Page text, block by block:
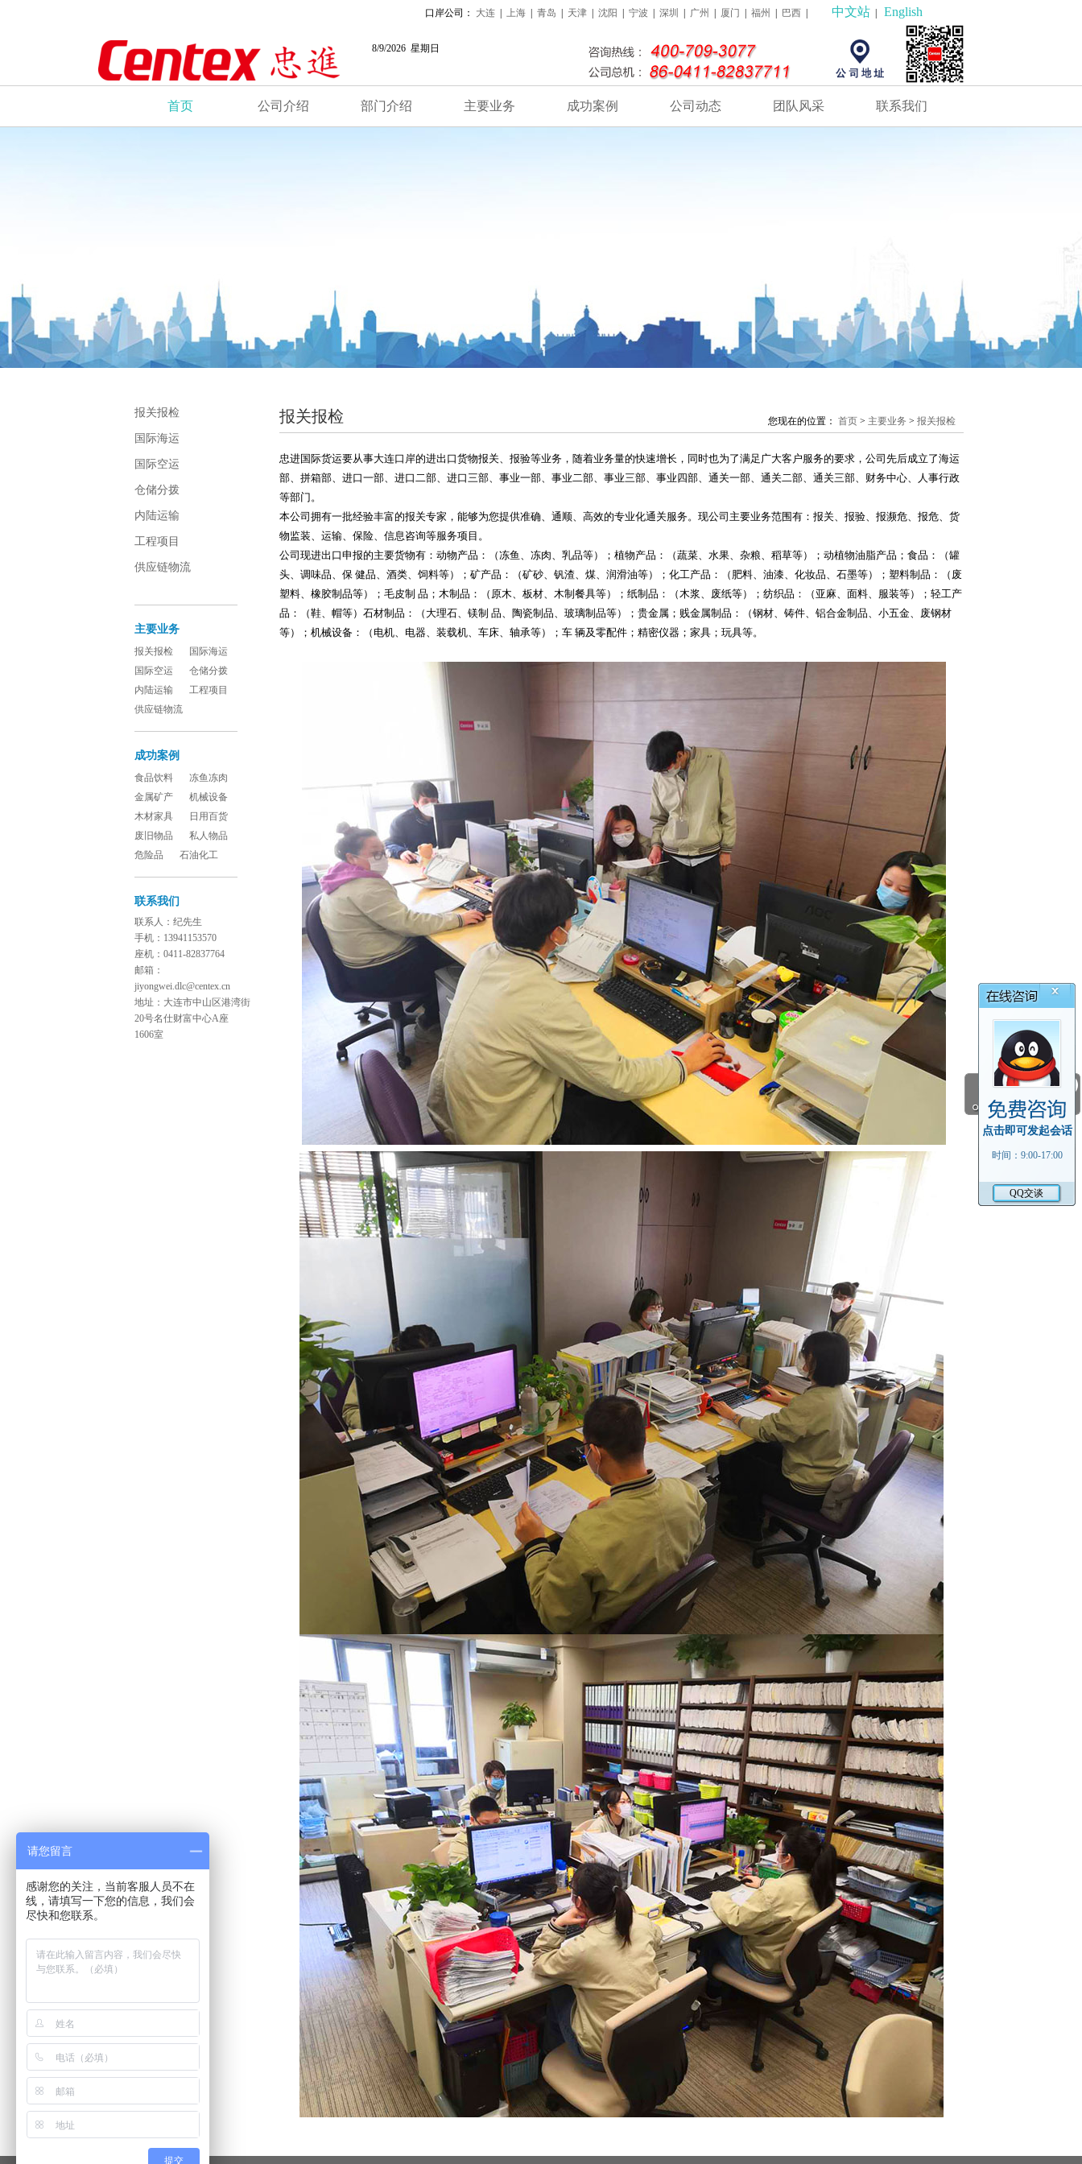
口岸公司： 大连 上海 青岛 天津 沈阳 宁波 深圳 广州 厦门 福州 巴西 中文站 English
8/9/2026 星期日
首页 公司介绍 部门介绍 主要业务 成功案例 公司动态 团队风采 联系我们
报关报检
国际海运
国际空运
仓储分拨
内陆运输
工程项目
供应链物流
主要业务
报关报检
国际海运
国际空运
仓储分拨
内陆运输
工程项目
供应链物流
成功案例
食品饮料
冻鱼冻肉
金属矿产
机械设备
木材家具
日用百货
废旧物品
私人物品
危险品
石油化工
联系我们
联系人：纪先生
手机：13941153570
座机：0411-82837764
邮箱：
jiyongwei.dlc@centex.cn
地址：大连市中山区港湾街
20号名仕财富中心A座
1606室
报关报检 您现在的位置： 首页 > 主要业务 > 报关报检
忠进国际货运要从事大连口岸的进出口货物报关、报验等业务，随着业务量的快速增长，同时也为了满足广大客户服务的要求，公司先后成立了海运
部、拼箱部、进口一部、进口二部、进口三部、事业一部、事业二部、事业三部、事业四部、通关一部、通关二部、通关三部、财务中心、人事行政
等部门。
本公司拥有一批经验丰富的报关专家，能够为您提供准确、通顺、高效的专业化通关服务。现公司主要业务范围有：报关、报验、报濒危、报危、货
物监装、运输、保险、信息咨询等服务项目。
公司现进出口申报的主要货物有：动物产品：（冻鱼、冻肉、乳品等）；植物产品：（蔬菜、水果、杂粮、稻草等）；动植物油脂产品；食品：（罐
头、调味品、保 健品、酒类、饲料等）；矿产品：（矿砂、钒渣、煤、润滑油等）；化工产品：（肥料、油漆、化妆品、石墨等）；塑料制品：（废
塑料、橡胶制品等）；毛皮制 品；木制品：（原木、板材、木制餐具等）；纸制品：（木浆、废纸等）；纺织品：（亚麻、面料、服装等）；轻工产
品：（鞋、帽等）石材制品：（大理石、镁制 品、陶瓷制品、玻璃制品等）；贵金属；贱金属制品：（钢材、铸件、铝合金制品、小五金、废钢材
等）；机械设备：（电机、电器、装载机、车床、轴承等）；车 辆及零配件；精密仪器；家具；玩具等。
请您留言
感谢您的关注，当前客服人员不在
线，请填写一下您的信息，我们会
尽快和您联系。
提交